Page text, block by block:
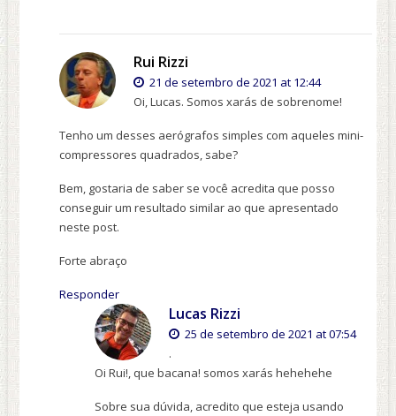
Rui Rizzi
21 de setembro de 2021 at 12:44
Oi, Lucas. Somos xarás de sobrenome!
Tenho um desses aerógrafos simples com aqueles mini-
compressores quadrados, sabe?
Bem, gostaria de saber se você acredita que posso
conseguir um resultado similar ao que apresentado
neste post.
Forte abraço
Responder
Lucas Rizzi
25 de setembro de 2021 at 07:54
.
Oi Rui!, que bacana! somos xarás hehehehe
Sobre sua dúvida, acredito que esteja usando